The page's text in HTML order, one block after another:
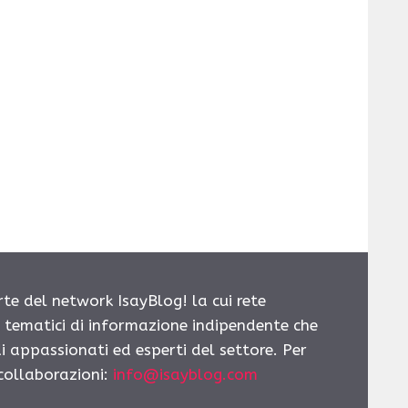
del network IsayBlog! la cui rete
di informazione indipendente che
ed esperti del settore. Per
info@isayblog.com